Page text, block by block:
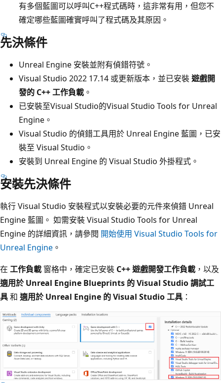
有多個藍圖可以呼叫C++程式碼時，這非常有用，但您不
確定哪些藍圖確實呼叫了程式碼及其原因。
先決條件
Unreal Engine 安裝並附有偵錯符號。
Visual Studio 2022 17.14 或更新版本，並已安裝遊戲開
發的 C++ 工作負載 。
已安裝至Visual Studio的Visual Studio Tools for Unreal
Engine。
Visual Studio 的偵錯工具用於 Unreal Engine 藍圖，已安
裝至 Visual Studio。
安裝到 Unreal Engine 的 Visual Studio 外掛程式。
安裝先決條件
執行 Visual Studio 安裝程式以安裝必要的元件來偵錯 Unreal
Engine 藍圖。 如需安裝 Visual Studio Tools for Unreal
Engine 的詳細資訊，請參閱 開始使用 Visual Studio Tools for
Unreal Engine 。
在 工作負載 窗格中，確定已安裝 C++ 遊戲開發工作負載 ，以及
適用於 Unreal Engine Blueprints 的 Visual Studio 調試工
具和 適用於 Unreal Engine 的 Visual Studio 工具 ：